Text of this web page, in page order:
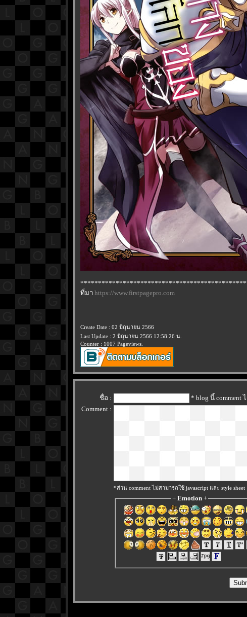
ที่มา https://www.firstpagepro.com
Create Date : 02 มิถุนายน 2566
Last Update : 2 มิถุนายน 2566 12:58:26 น.
Counter : 1007 Pageviews.
ชื่อ :
* blog นี้ comment
Comment :
*ส่วน comment ไม่สามารถใช้ javascript และ style sheet
+ Emotion+